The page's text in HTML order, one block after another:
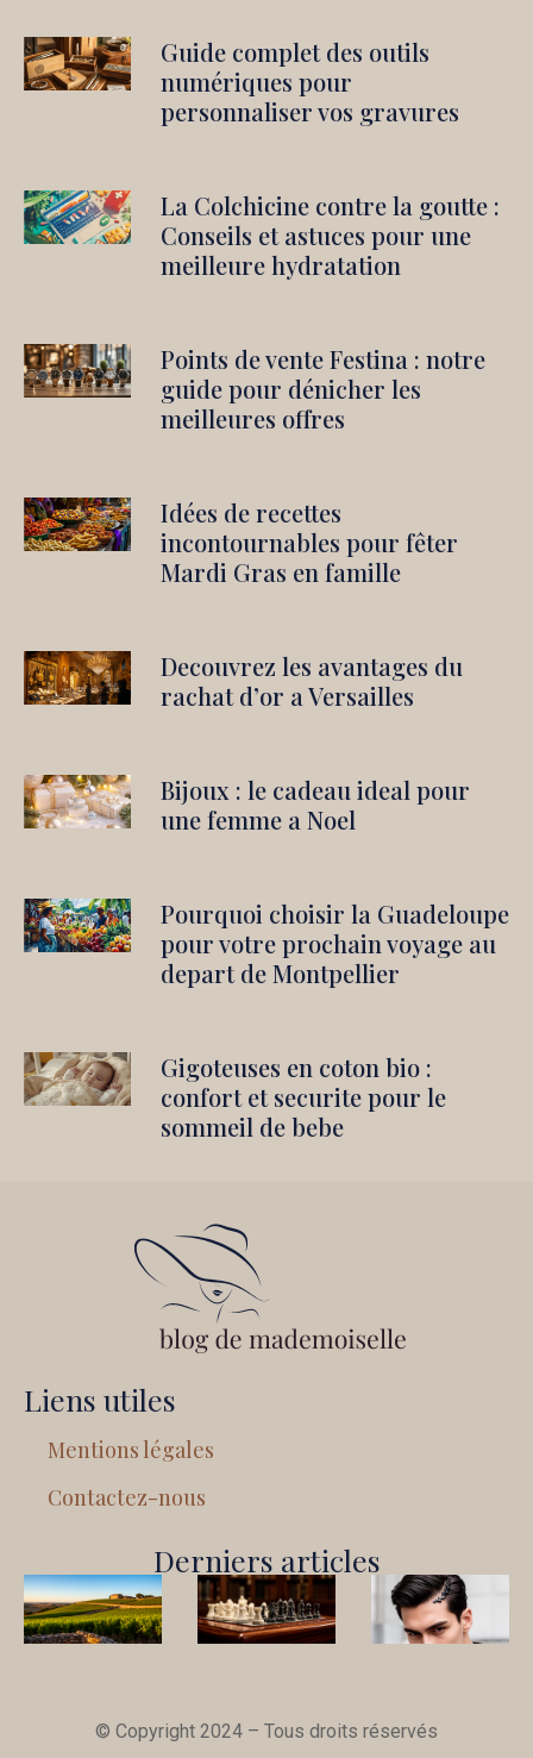
Guide complet des outils
numériques pour
personnaliser vos gravures
La Colchicine contre la goutte :
Conseils et astuces pour une
meilleure hydratation
Points de vente Festina : notre
guide pour dénicher les
meilleures offres
Idées de recettes
incontournables pour fêter
Mardi Gras en famille
Decouvrez les avantages du
rachat d’or a Versailles
Bijoux : le cadeau ideal pour
une femme a Noel
Pourquoi choisir la Guadeloupe
pour votre prochain voyage au
depart de Montpellier
Gigoteuses en coton bio :
confort et securite pour le
sommeil de bebe
Liens utiles
Mentions légales
Contactez-nous
Derniers articles
© Copyright 2024 – Tous droits réservés